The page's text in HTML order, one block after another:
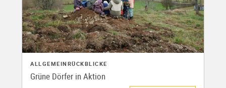
ALLGEMEIN RÜCKBLICKE
Grüne Dörfer in Aktion